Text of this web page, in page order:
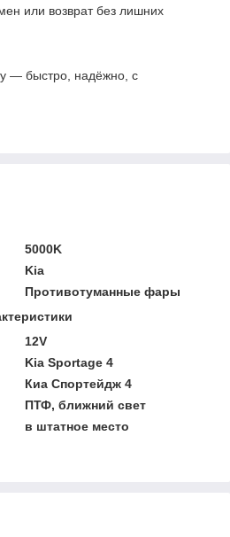
или возврат без лишних
— быстро, надёжно, с
5000K
Kia
Противотуманные фары
12V
Kia Sportage 4
Киа Спортейдж 4
ПТФ, ближний свет
в штатное место